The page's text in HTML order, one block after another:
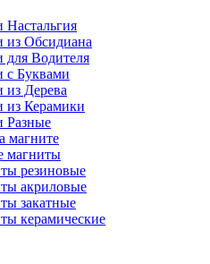
Настальгия
из Обсидиана
для Водителя
с Буквами
из Дерева
из Керамики
Разные
магните
магниты
резиновые
акриловые
закатные
керамические